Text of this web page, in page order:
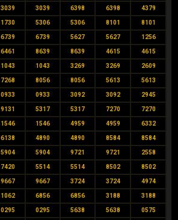
3039 3039 6398 6398 4379
1730 5306 5306 8101 8101
6739 6739 5627 5627 1256
6461 8639 8639 4615 4615
1043 1043 3269 3269 2609
7268 8056 8056 5613 5613
0933 0933 3092 3092 2945
9131 5317 5317 7270 7270
1546 1546 4959 4959 6332
6138 4890 4890 8584 8584
5904 5904 9721 9721 2558
7420 5514 5514 8502 8502
9667 9667 3724 3724 4974
1062 6856 6856 3188 3188
0295 0295 5638 5638 0575